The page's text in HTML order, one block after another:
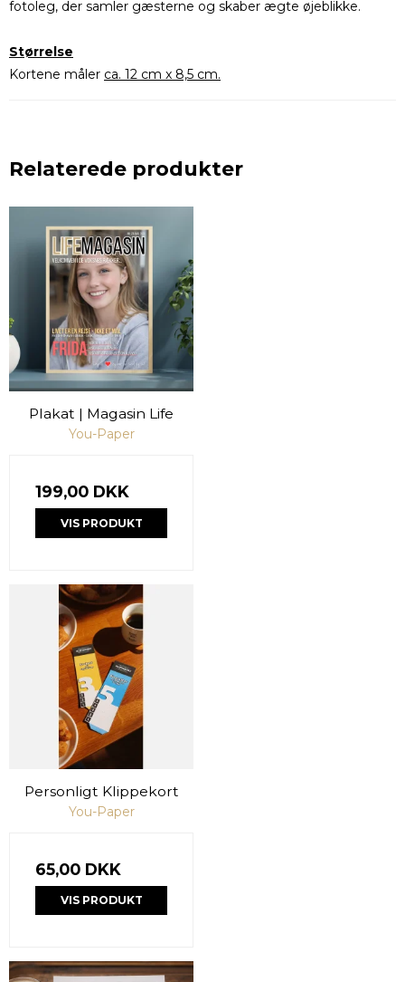
fotoleg, der samler gæsterne og skaber ægte øjeblikke.
Størrelse
Kortene måler ca. 12 cm x 8,5 cm.
Relaterede produkter
Plakat | Magasin Life
You-Paper
199,00 DKK
VIS PRODUKT
Personligt Klippekort
You-Paper
65,00 DKK
VIS PRODUKT